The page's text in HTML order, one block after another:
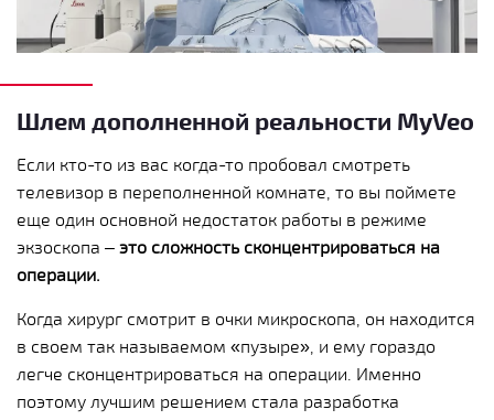
Шлем дополненной реальности MyVeo
Если кто-то из вас когда-то пробовал смотреть
телевизор в переполненной комнате, то вы поймете
еще один основной недостаток работы в режиме
экзоскопа – это сложность сконцентрироваться на
операции.
Когда хирург смотрит в очки микроскопа, он находится
в своем так называемом «пузыре», и ему гораздо
легче сконцентрироваться на операции. Именно
поэтому лучшим решением стала разработка